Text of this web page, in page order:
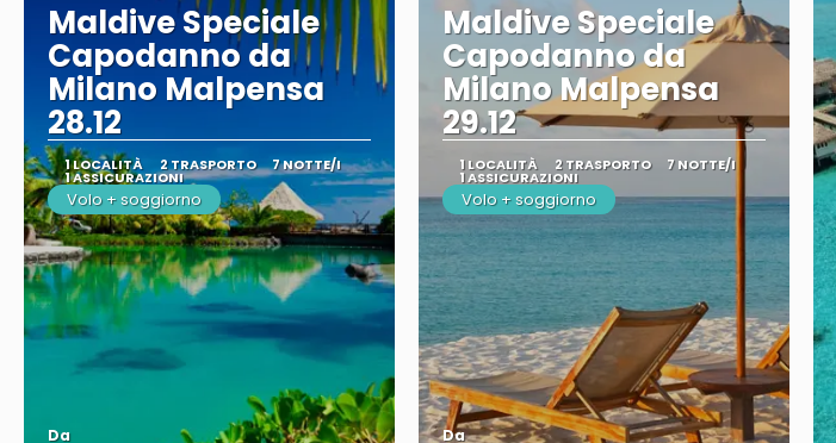
Maldive Speciale
Capodanno da
Milano Malpensa
28.12
1 LOCALITÀ 2 TRASPORTO 7 NOTTE/I
1 ASSICURAZIONI
Volo + soggiorno
Da
Maldive Speciale
Capodanno da
Milano Malpensa
29.12
1 LOCALITÀ 2 TRASPORTO 7 NOTTE/I
1 ASSICURAZIONI
Volo + soggiorno
Da